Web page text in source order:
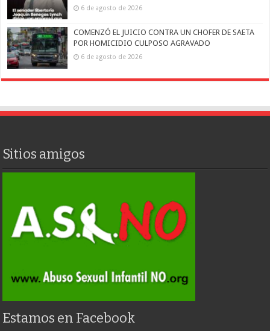
6 de agosto de 2026
COMENZÓ EL JUICIO CONTRA UN CHOFER DE SAETA
POR HOMICIDIO CULPOSO AGRAVADO
6 de agosto de 2026
Sitios amigos
Estamos en Facebook